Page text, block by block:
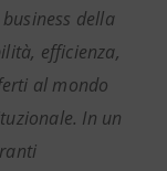
della
efficienza,
al mondo
In un